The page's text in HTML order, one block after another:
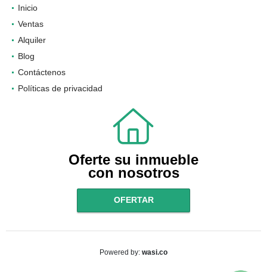
Inicio
Ventas
Alquiler
Blog
Contáctenos
Políticas de privacidad
Oferte su inmueble
con nosotros
OFERTAR
Powered by: wasi.co